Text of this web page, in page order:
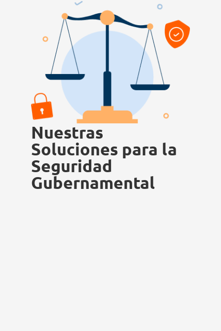
Nuestras
Soluciones para la
Seguridad
Gubernamental